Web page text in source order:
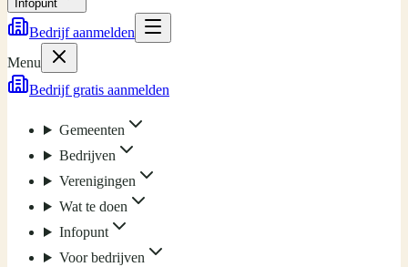
Infopunt
Bedrijf aanmelden
Menu
Bedrijf gratis aanmelden
Gemeenten
Bedrijven
Verenigingen
Wat te doen
Infopunt
Voor bedrijven